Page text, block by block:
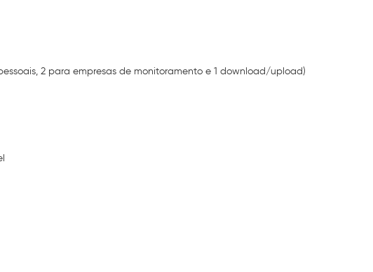
2 para empresas de monitoramento e 1 download/upload)